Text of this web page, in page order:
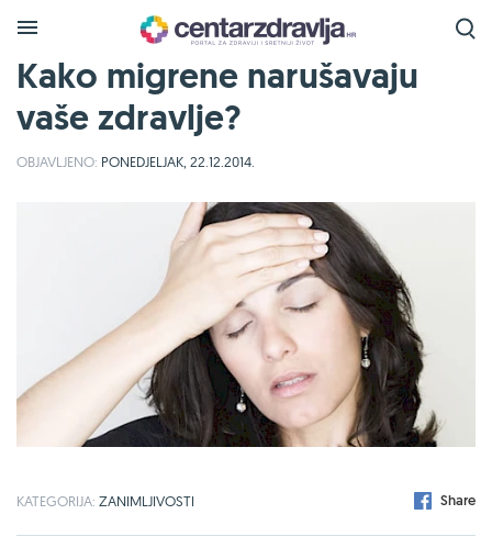
Kako migrene narušavaju
vaše zdravlje?
OBJAVLJENO: PONEDJELJAK, 22.12.2014.
KATEGORIJA: ZANIMLJIVOSTI Share